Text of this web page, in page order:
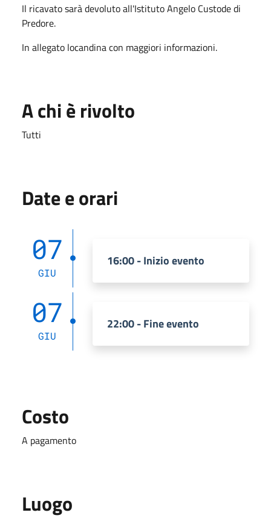
Il ricavato sarà devoluto all'Istituto Angelo Custode di
Predore.
In allegato locandina con maggiori informazioni.
A chi è rivolto
Tutti
Date e orari
07
GIU
16:00 - Inizio evento
07
GIU
22:00 - Fine evento
Costo
A pagamento
Luogo